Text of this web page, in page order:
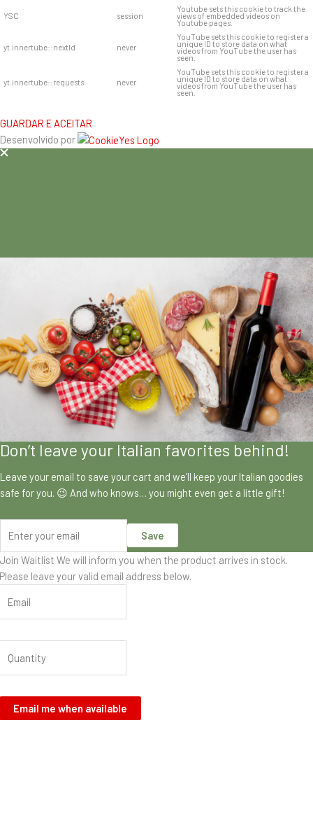
YSC session
Youtube sets this cookie to track the
views of embedded videos on
Youtube pages.
yt.innertube::nextId never
YouTube sets this cookie to register a
unique ID to store data on what
videos from YouTube the user has
seen.
yt.innertube::requests never
YouTube sets this cookie to register a
unique ID to store data on what
videos from YouTube the user has
seen.
GUARDAR E ACEITAR
Desenvolvido por
Don’t leave your Italian favorites behind!
Leave your email to save your cart and we’ll keep your Italian goodies
safe for you. 😉 And who knows… you might even get a little gift!
Save
Join Waitlist We will inform you when the product arrives in stock.
Please leave your valid email address below.
Email me when available